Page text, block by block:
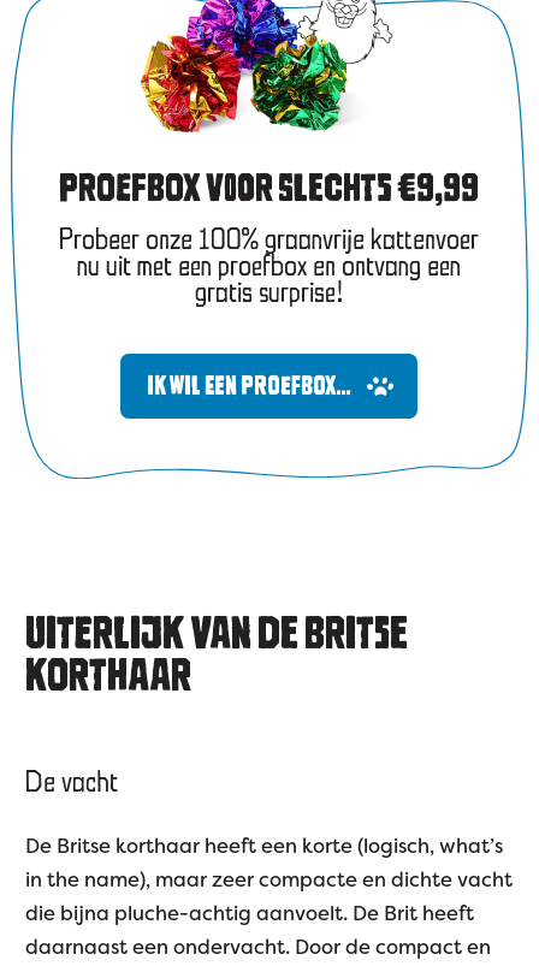
PROEFBOX VOOR SLECHTS €9,99
Probeer onze 100% graanvrije kattenvoer
nu uit met een proefbox en ontvang een
gratis surprise!
IK WIL EEN PROEFBOX…
UITERLIJK VAN DE BRITSE
KORTHAAR
De vacht
De Britse korthaar heeft een korte (logisch, what’s
in the name), maar zeer compacte en dichte vacht
die bijna pluche-achtig aanvoelt. De Brit heeft
daarnaast een ondervacht. Door de compact en